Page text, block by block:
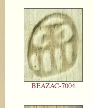
BEAZAC-7004